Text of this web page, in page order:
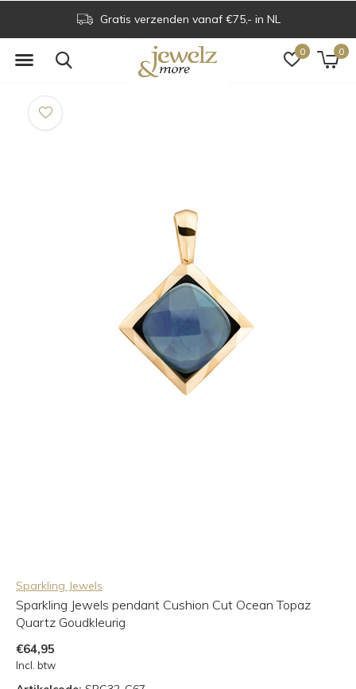
0 0
Gratis verzenden vanaf €75,- in NL
Sparkling Jewels
Sparkling Jewels pendant Cushion Cut Ocean Topaz
Quartz Goudkleurig
€64,95
Incl. btw